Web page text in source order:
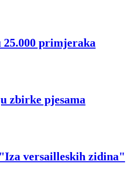
primjeraka
zbirke pjesama
versailleskih zidina"